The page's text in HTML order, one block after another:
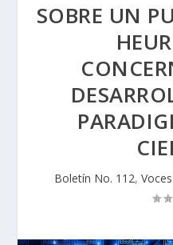
SOBRE UN
Boletín No. 112,